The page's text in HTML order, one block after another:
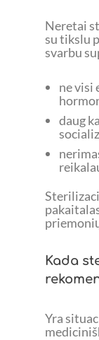
Neretai
su tikslu
svarbu
ne visi
daug
Kada
Yra